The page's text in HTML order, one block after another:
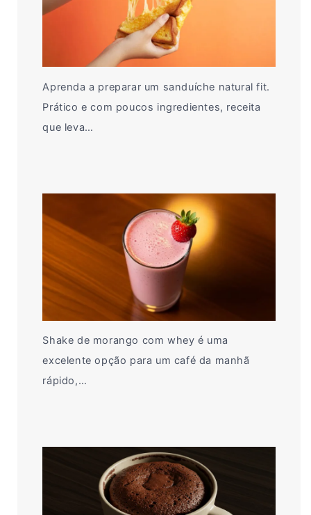
Aprenda a preparar um sanduíche natural fit.
Prático e com poucos ingredientes, receita
que leva…
Shake de morango com whey é uma
excelente opção para um café da manhã
rápido,…